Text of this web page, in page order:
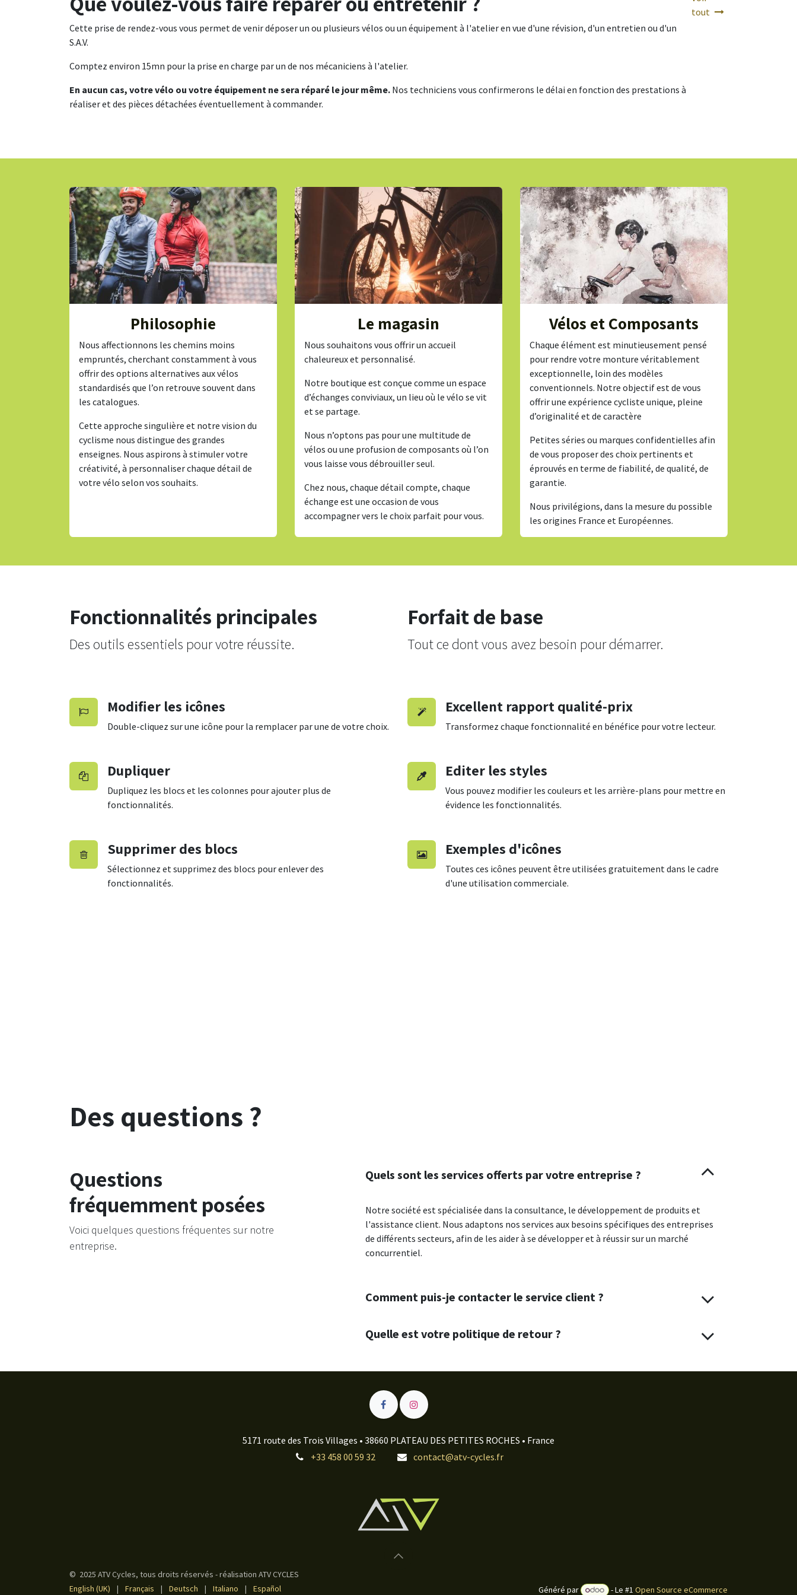
Cette prise de rendez-vous vous permet de venir déposer un ou plusieurs vélos ou un équipement à l'atelier en vue d'une révision, d'un entretien ou d'un
S.A.V.
Comptez environ 15mn pour la prise en charge par un de nos mécaniciens à l'atelier.
En aucun cas, votre vélo ou votre équipement ne sera réparé le jour même. Nos techniciens vous confirmerons le délai en fonction des prestations à
réaliser et des pièces détachées éventuellement à commander.
tout
Philosophie
Nous affectionnons les chemins moins
empruntés, cherchant constamment à vous
offrir des options alternatives aux vélos
standardisés que l’on retrouve souvent dans
les catalogues.
Cette approche singulière et notre vision du
cyclisme nous distingue des grandes
enseignes. Nous aspirons à stimuler votre
créativité, à personnaliser chaque détail de
votre vélo selon vos souhaits.
Le magasin
Nous souhaitons vous offrir un accueil
chaleureux et personnalisé.
Notre boutique est conçue comme un espace
d’échanges conviviaux, un lieu où le vélo se vit
et se partage.
Nous n’optons pas pour une multitude de
vélos ou une profusion de composants où l’on
vous laisse vous débrouiller seul.
Chez nous, chaque détail compte, chaque
échange est une occasion de vous
accompagner vers le choix parfait pour vous.
Vélos et Composants
Chaque élément est minutieusement pensé
pour rendre votre monture véritablement
exceptionnelle, loin des modèles
conventionnels. Notre objectif est de vous
offrir une expérience cycliste unique, pleine
d’originalité et de caractère
Petites séries ou marques confidentielles afin
de vous proposer des choix pertinents et
éprouvés en terme de fiabilité, de qualité, de
garantie.
Nous privilégions, dans la mesure du possible
les origines France et Européennes.
Fonctionnalités principales
Des outils essentiels pour votre réussite.
Modifier les icônes
Double-cliquez sur une icône pour la remplacer par une de votre choix.
Dupliquer
Dupliquez les blocs et les colonnes pour ajouter plus de
fonctionnalités.
Supprimer des blocs
Sélectionnez et supprimez des blocs pour enlever des
fonctionnalités.
Forfait de base
Tout ce dont vous avez besoin pour démarrer.
Excellent rapport qualité-prix
Transformez chaque fonctionnalité en bénéfice pour votre lecteur.
Editer les styles
Vous pouvez modifier les couleurs et les arrière-plans pour mettre en
évidence les fonctionnalités.
Exemples d'icônes
Toutes ces icônes peuvent être utilisées gratuitement dans le cadre
d'une utilisation commerciale.
Des questions ?
Questions
fréquemment posées
Voici quelques questions fréquentes sur notre
entreprise.
Quels sont les services offerts par votre entreprise ?
Notre société est spécialisée dans la consultance, le développement de produits et
l'assistance client. Nous adaptons nos services aux besoins spécifiques des entreprises
de différents secteurs, afin de les aider à se développer et à réussir sur un marché
concurrentiel.
Comment puis-je contacter le service client ?
Quelle est votre politique de retour ?
5171 route des Trois Villages • 38660 PLATEAU DES PETITES ROCHES • France
+33 458 00 59 32
contact@atv-cycles.fr
© 2025 ATV Cycles, tous droits réservés - réalisation ATV CYCLES
English (UK)
| Français | Deutsch | Italiano | Español Généré par - Le #1 Open Source eCommerce